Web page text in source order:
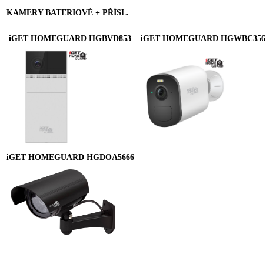
KAMERY BATERIOVÉ + PŘÍSL.
iGET HOMEGUARD HGBVD853 iGET HOMEGUARD HGWBC356
iGET HOMEGUARD HGDOA5666